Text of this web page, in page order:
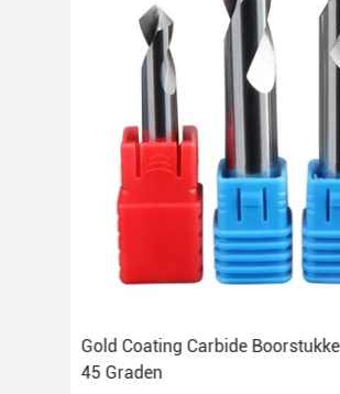
Gold Coating Carbide
45 Graden